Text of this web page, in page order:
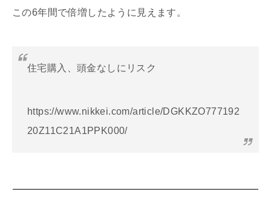
この6年間で倍増したように見えます。
住宅購入、頭金なしにリスク
https://www.nikkei.com/article/DGKKZO777192
20Z11C21A1PPK000/